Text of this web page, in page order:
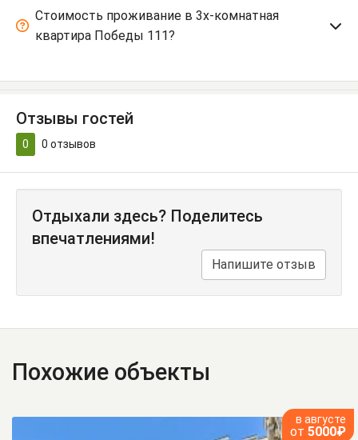
Стоимость проживание в 3х-комнатная
квартира Победы 111?
Отзывы гостей
0 0 отзывов
Отдыхали здесь? Поделитесь
впечатлениями!
Напишите отзыв
Похожие объекты
в августе
от 5000₽